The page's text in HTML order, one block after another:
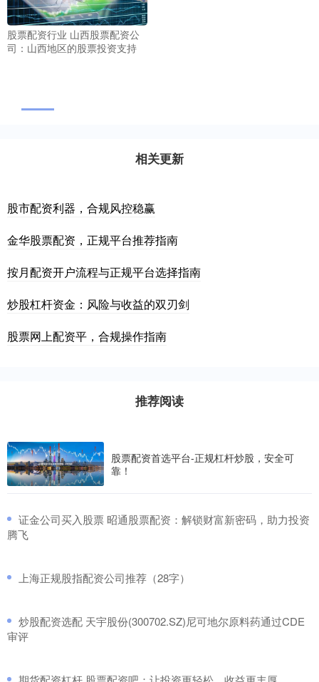
股票配资行业 山西股票配资公
司：山西地区的股票投资支持
相关更新
股市配资利器，合规风控稳赢
金华股票配资，正规平台推荐指南
按月配资开户流程与正规平台选择指南
炒股杠杆资金：风险与收益的双刃剑
股票网上配资平，合规操作指南
推荐阅读
股票配资首选平台-正规杠杆炒股，安全可
靠！
​证金公司买入股票 昭通股票配资：解锁财富新密码，助力投资
腾飞
​上海正规股指配资公司推荐（28字）
​炒股配资选配 天宇股份(300702.SZ)尼可地尔原料药通过CDE
审评